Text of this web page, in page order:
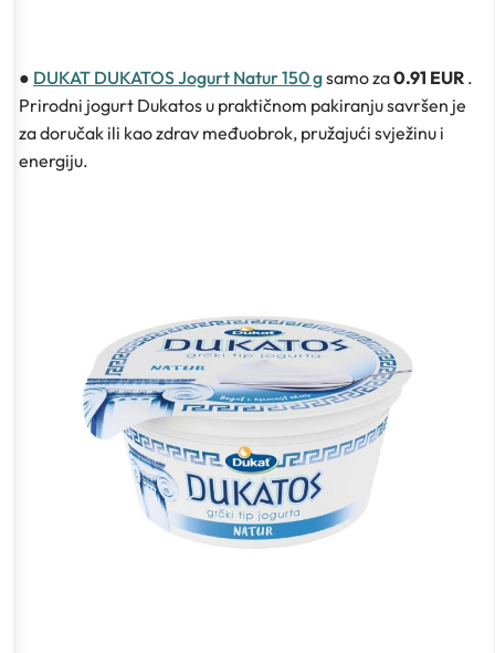
● DUKAT DUKATOS Jogurt Natur 150 gsamo za0.91 EUR .
Prirodni jogurt Dukatos u praktičnom pakiranju savršen je
za doručak ili kao zdrav međuobrok, pružajući svježinu i
energiju.